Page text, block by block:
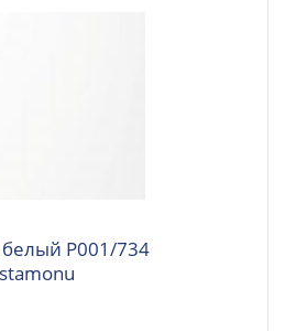
734